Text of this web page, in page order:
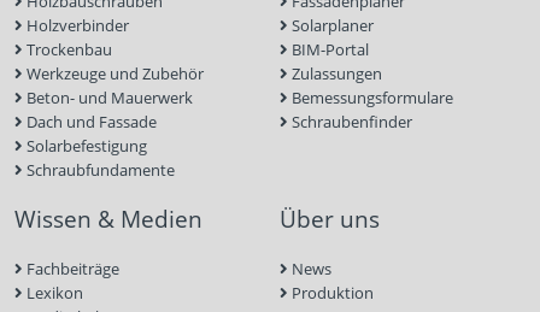
Holzverbinder
Trockenbau
Werkzeuge und Zubehör
Beton- und Mauerwerk
Dach und Fassade
Solarbefestigung
Schraubfundamente
Solarplaner
BIM-Portal
Zulassungen
Bemessungsformulare
Schraubenfinder
Wissen & Medien
Fachbeiträge
Lexikon
Über uns
News
Produktion